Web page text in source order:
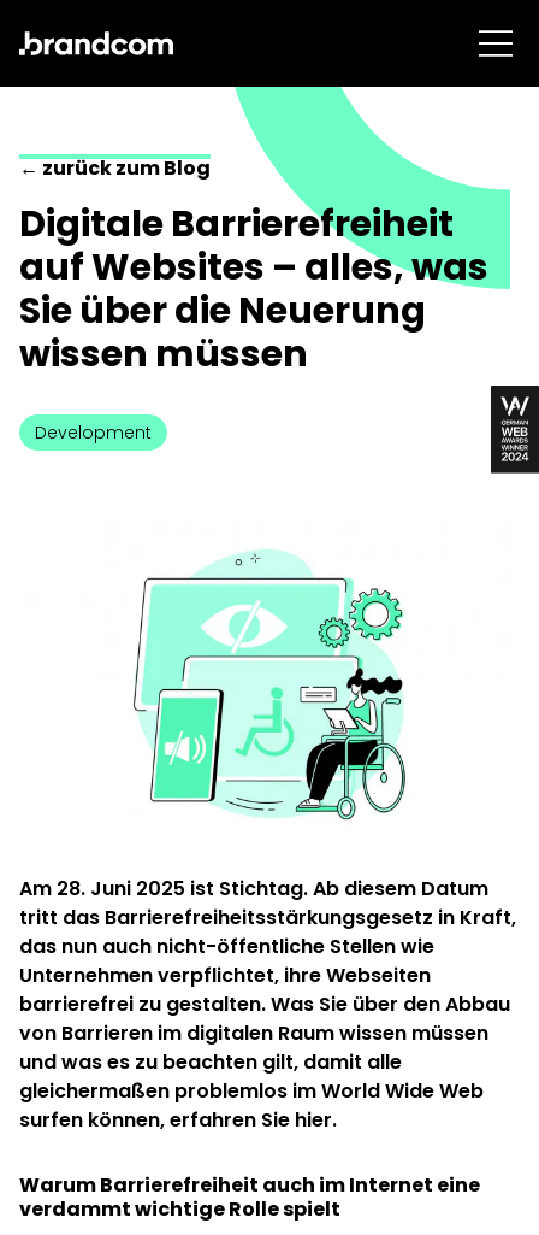
← zurück zum Blog
Digitale Barrierefreiheit
auf Websites – alles, was
Sie über die Neuerung
wissen müssen
Development
Am 28. Juni 2025 ist Stichtag. Ab diesem Datum
tritt das Barrierefreiheitsstärkungsgesetz in Kraft,
das nun auch nicht-öffentliche Stellen wie
Unternehmen verpflichtet, ihre Webseiten
barrierefrei zu gestalten. Was Sie über den Abbau
von Barrieren im digitalen Raum wissen müssen
und was es zu beachten gilt, damit alle
gleichermaßen problemlos im World Wide Web
surfen können, erfahren Sie hier.
Warum Barrierefreiheit auch im Internet eine
verdammt wichtige Rolle spielt